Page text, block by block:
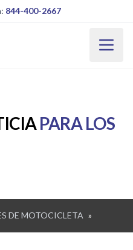
844-400-2667
PARA LOS
DE MOTOCICLETA »